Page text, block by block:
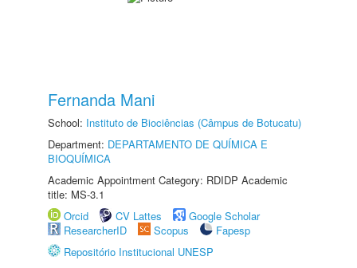
Fernanda Mani
School: Instituto de Biociências (Câmpus de Botucatu)
Department: DEPARTAMENTO DE QUÍMICA E
BIOQUÍMICA
Academic Appointment Category: RDIDP Academic
title: MS-3.1
Orcid
CV Lattes
Google Scholar
ResearcherID
Scopus
Fapesp
Repositório Institucional UNESP